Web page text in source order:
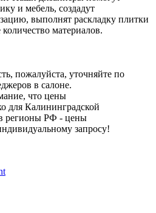
и мебель, создадут
выполнят раскладку плитки
материалов.
пожалуйста, уточняйте по
в салоне.
что цены
для Калининградской
регионы РФ - цены
запросу!